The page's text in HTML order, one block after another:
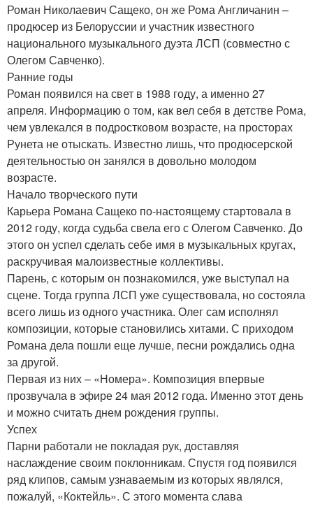
Роман Николаевич Сащеко, он же Рома Англичанин –
продюсер из Белоруссии и участник известного
национального музыкального дуэта ЛСП (совместно с
Олегом Савченко).
Ранние годы
Роман появился на свет в 1988 году, а именно 27
апреля. Информацию о том, как вел себя в детстве Рома,
чем увлекался в подростковом возрасте, на просторах
Рунета не отыскать. Известно лишь, что продюсерской
деятельностью он занялся в довольно молодом
возрасте.
Начало творческого пути
Карьера Романа Сащеко по-настоящему стартовала в
2012 году, когда судьба свела его с Олегом Савченко. До
этого он успел сделать себе имя в музыкальных кругах,
раскручивая малоизвестные коллективы.
Парень, с которым он познакомился, уже выступал на
сцене. Тогда группа ЛСП уже существовала, но состояла
всего лишь из одного участника. Олег сам исполнял
композиции, которые становились хитами. С приходом
Романа дела пошли еще лучше, песни рождались одна
за другой.
Первая из них – «Номера». Композиция впервые
прозвучала в эфире 24 мая 2012 года. Именно этот день
и можно считать днем рождения группы.
Успех
Парни работали не покладая рук, доставляя
наслаждение своим поклонникам. Спустя год появился
ряд клипов, самым узнаваемым из которых являлся,
пожалуй, «Коктейль». С этого момента слава